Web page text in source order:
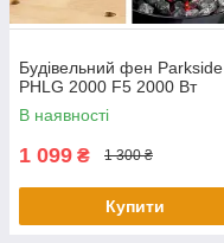
Будівельний фен Parkside
PHLG 2000 F5 2000 Вт
В наявності
1 099 ₴ 1 300 ₴
Купити